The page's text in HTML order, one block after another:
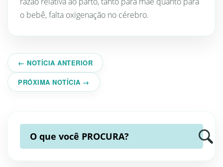
o bebê, falta oxigenação no cérebro.
← NOTÍCIA ANTERIOR
PRÓXIMA NOTÍCIA →
O que você PROCURA?